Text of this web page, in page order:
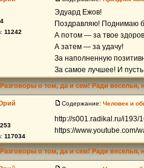
11242
Эдуард Ежов!
Поздравляю! Поднимаю
А потом — за твое
А затем — за удачу!
За наполненную
За самое лучшее! И пусть
Разговоры о том, да и сем! Ради веселья,
117034
Содержание: Человек и
http://s001.radikal.ru/i193/
https://www.youtube.com/
Разговоры о том, да и сем! Ради веселья,